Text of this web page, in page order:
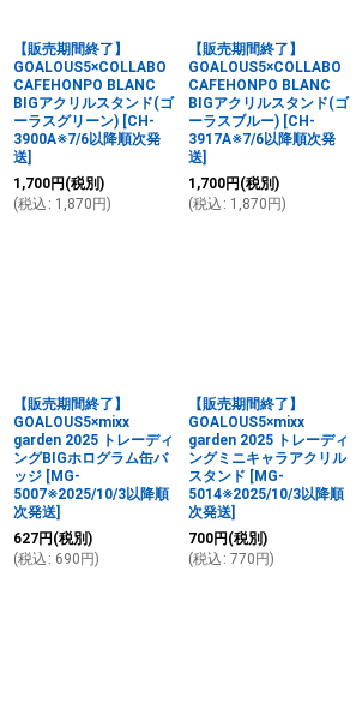
【販売期間終了】
GOALOUS5×COLLABO
CAFEHONPO BLANC
BIGアクリルスタンド(ゴ
ーラスグリーン) [CH-
3900A※7/6以降順次発
送]
1,700円 (税別)
(税込 : 1,870 円)
【販売期間終了】
GOALOUS5×COLLABO
CAFEHONPO BLANC
BIGアクリルスタンド(ゴ
ーラスブルー) [CH-
3917A※7/6以降順次発
送]
1,700円 (税別)
(税込 : 1,870 円)
【販売期間終了】
GOALOUS5×mixx
garden 2025 トレーディ
ングBIGホログラム缶バ
ッジ [MG-
5007※2025/10/3以降順
次発送]
627円 (税別)
(税込 : 690 円)
【販売期間終了】
GOALOUS5×mixx
garden 2025 トレーディ
ングミニキャラアクリル
スタンド [MG-
5014※2025/10/3以降順
次発送]
700円 (税別)
(税込 : 770 円)